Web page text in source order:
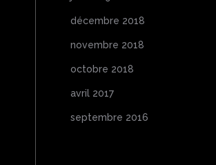
décembre 2018
novembre 2018
octobre 2018
avril 2017
septembre 2016